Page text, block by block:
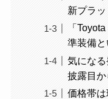
新プラ
「
準装備
気にな
披露目
価格帯